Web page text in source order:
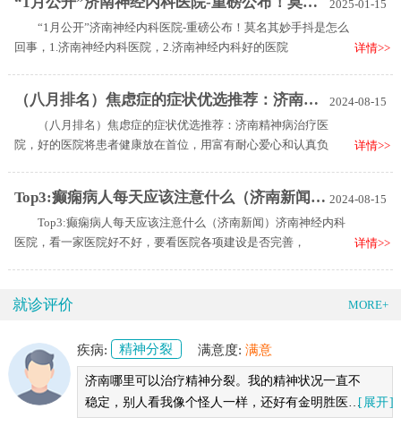
2025-01-15
“1月公开”济南神经内科医院-重磅公布！莫名其妙手抖是怎么
回事，1.济南神经内科医院，2.济南神经内科好的医院
详情>>
2024-08-15
（八月排名）焦虑症的症状优选推荐：济南精神病治疗医院
（八月排名）焦虑症的症状优选推荐：济南精神病治疗医
院，好的医院将患者健康放在首位，用富有耐心爱心和认真负
详情>>
2024-08-15
Top3:癫痫病人每天应该注意什么（济南新闻）济南神经内科医院
Top3:癫痫病人每天应该注意什么（济南新闻）济南神经内科
医院，看一家医院好不好，要看医院各项建设是否完善，
详情>>
就诊评价 MORE+
疾病: 精神分裂 满意度: 满意
济南哪里可以治疗精神分裂。我的精神状况一直不
稳定，别人看我像个怪人一样，还好有金明胜医生[展开]